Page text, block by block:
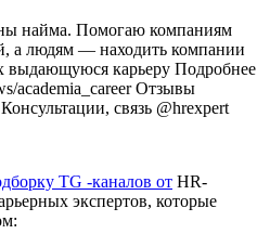
найма. Помогаю компаниям
а людям — находить компании
выдающуюся карьеру Подробнее
academia_career Отзывы
связь @hrexpert
TG -каналов от HR-
экспертов, которые